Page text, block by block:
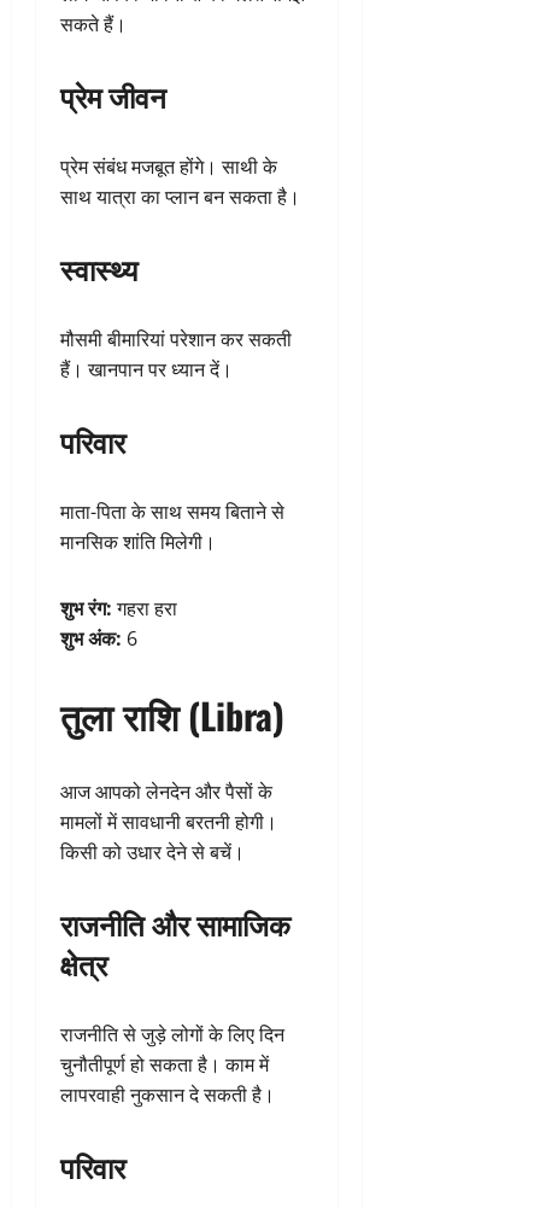
सकते हैं।
प्रेम जीवन
प्रेम संबंध मजबूत होंगे। साथी के
साथ यात्रा का प्लान बन सकता है।
स्वास्थ्य
मौसमी बीमारियां परेशान कर सकती
हैं। खानपान पर ध्यान दें।
परिवार
माता-पिता के साथ समय बिताने से
मानसिक शांति मिलेगी।
शुभ रंग:गहरा हरा
शुभ अंक: 6
तुला राशि (Libra)
आज आपको लेनदेन और पैसों के
मामलों में सावधानी बरतनी होगी।
किसी को उधार देने से बचें।
राजनीति और सामाजिक
क्षेत्र
राजनीति से जुड़े लोगों के लिए दिन
चुनौतीपूर्ण हो सकता है। काम में
लापरवाही नुकसान दे सकती है।
परिवार